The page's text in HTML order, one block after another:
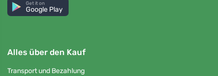
Get it on
Google Play
Alles über den Kauf
Transport und Bezahlung